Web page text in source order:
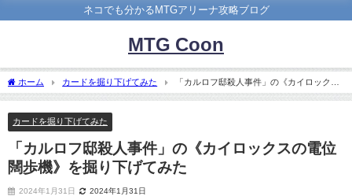
ネコでも分かるMTGアリーナ攻略ブログ
MTG Coon
ホーム カードを掘り下げてみた
「カルロフ邸殺人事件」の《カイロックス
の電位闊歩機》を掘り下げてみた
カードを掘り下げてみた
「カルロフ邸殺人事件」の《カイロックスの電位
闊歩機》を掘り下げてみた
2024年1月31日 2024年1月31日